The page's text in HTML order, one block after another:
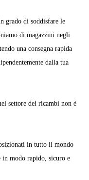
grado di soddisfare le
di magazzini negli
una consegna rapida
dalla tua
settore dei ricambi non è
in tutto il mondo
modo rapido, sicuro e